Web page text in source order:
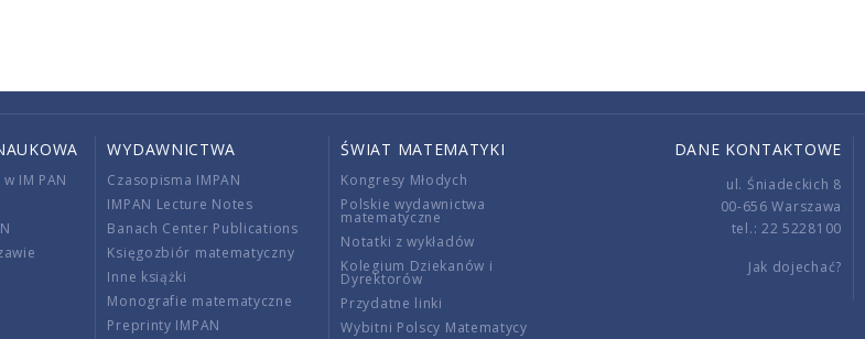
IM PAN
WYDAWNICTWA
Czasopisma IMPAN
IMPAN Lecture Notes
Banach Center Publications
Księgozbiór matematyczny
Inne książki
Monografie matematyczne
Preprinty IMPAN
ŚWIAT MATEMATYKI
Kongresy Młodych
Polskie wydawnictwa
matematyczne
Notatki z wykładów
Kolegium Dziekanów i
Dyrektorów
Przydatne linki
Wybitni Polscy Matematycy
DANE KONTAKTOWE
ul. Śniadeckich 8
00-656 Warszawa
tel.: 22 5228100
Jak dojechać?